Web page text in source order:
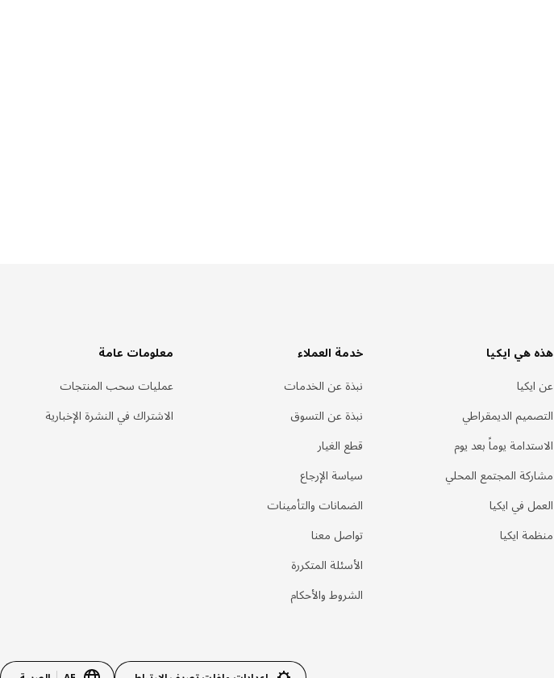
هذه هي ايكيا
عن ايكيا
التصميم الديمقراطي
الاستدامة يوماً بعد يوم
مشاركة المجتمع المحلي
العمل في ايكيا
منظمة ايكيا
خدمة العملاء
نبذة عن الخدمات
نبذة عن التسوق
قطع الغيار
سياسة الإرجاع
الضمانات والتأمينات
تواصل معنا
الأسئلة المتكررة
الشروط والأحكام
معلومات عامة
عمليات سحب المنتجات
الاشتراك في النشرة الإخبارية